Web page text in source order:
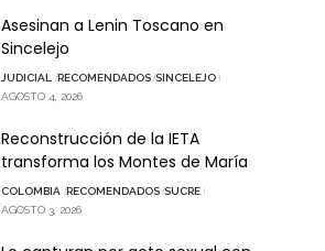
Asesinan a Lenin Toscano en
Sincelejo
JUDICIAL RECOMENDADOS SINCELEJO
AGOSTO 4, 2026
Reconstrucción de la IETA
transforma los Montes de María
COLOMBIA RECOMENDADOS SUCRE
AGOSTO 3, 2026